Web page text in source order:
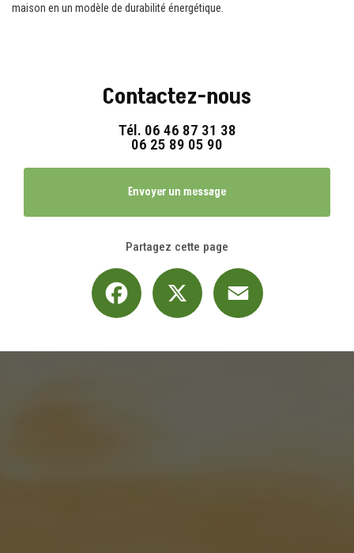
maison en un modèle de durabilité énergétique.
Contactez-nous
Tél. 06 46 87 31 38
06 25 89 05 90
Envoyer un message
Partagez cette page
Facebook